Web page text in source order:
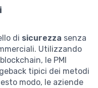
di sicurezza senza
Utilizzando
le PMI
tipici dei metodi
modo, le aziende